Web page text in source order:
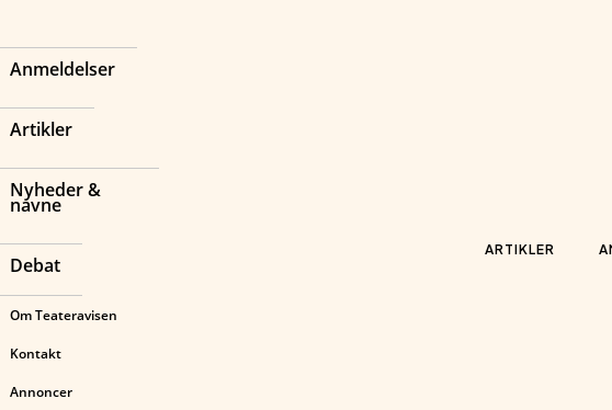
Anmeldelser
Artikler
Nyheder &
navne
Debat
Om Teateravisen
Kontakt
Annoncer
ARTIKLER